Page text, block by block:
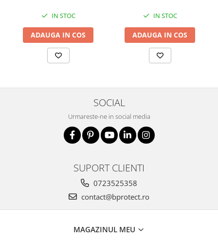
Varfuri si discuri diamantate
Fierastraie si circulare electrice
Iluminat si electrice
Masini de amestecat si vopsit
Masini de slefuit si rindeluit
Polizoare unghiulare
Scule electrice de banc
Suflante aer cald si aspiratoare
IN STOC
ADAUGA IN COS
IN STOC
ADAUGA IN COS
SOCIAL
Urmareste-ne in social media
SUPORT CLIENTI
0723525358
contact@bprotect.ro
MAGAZINUL MEU